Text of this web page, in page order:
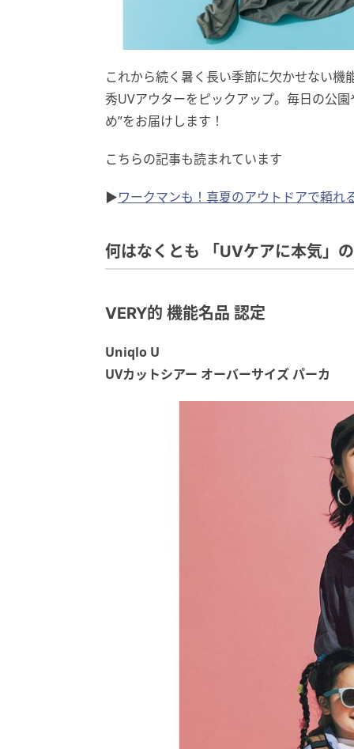
これから続く暑く長い季節に欠かせない
秀UVアウターをピックアップ。毎日の公
め”をお届けします！
こちらの記事も読まれています
▶ワークマンも！真夏のアウトドアで頼れ
何はなくとも 「UVケアに本気」
VERY的 機能名品 認定
Uniqlo U
UVカットシアー オーバーサイズ パーカ